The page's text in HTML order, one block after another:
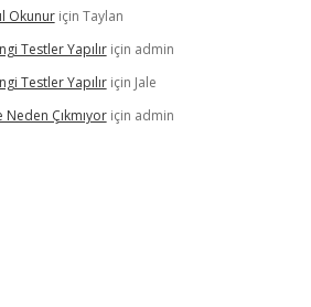
Okunuriçin Taylan
Testler Yapılıriçin admin
Testler Yapılıriçin Jale
Çıkmıyoriçin admin